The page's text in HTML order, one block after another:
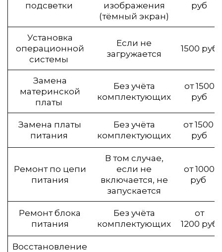
подсветки
изображения
(тёмный экран)
руб
Установка
операционной
системы
Если не
загружается
1500 руб
Замена
материнской
платы
Без учёта
комплектующих
от 1500
руб
Замена платы
питания
Без учёта
комплектующих
от 1500
руб
Ремонт по цепи
питания
В том случае,
если не
включается, не
запускается
от 1000
руб
Ремонт блока
питания
Без учёта
комплектующих
от
1200 руб
Восстановление